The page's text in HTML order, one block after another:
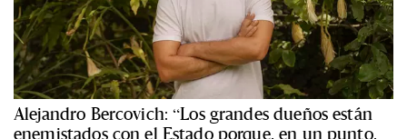
Alejandro Bercovich: “Los grandes dueños están
enemistados con el Estado porque, en un punto,